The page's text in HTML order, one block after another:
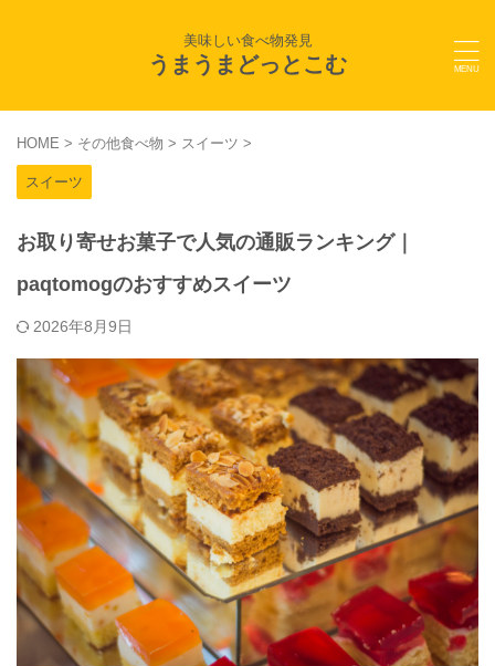
美味しい食べ物発見
うまうまどっとこむ
HOME > その他食べ物 > スイーツ >
スイーツ
お取り寄せお菓子で人気の通販ランキング｜
paqtomogのおすすめスイーツ
2026年8月9日